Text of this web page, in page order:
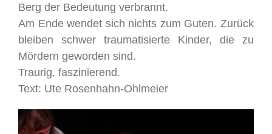
Berg der Bedeutung verbrannt.
Am Ende wendet sich nichts zum Guten. Zurück
bleiben schwer traumatisierte Kinder, die zu
Mördern geworden sind.
Traurig, faszinierend.
Text: Ute Rosenhahn-Ohlmeier